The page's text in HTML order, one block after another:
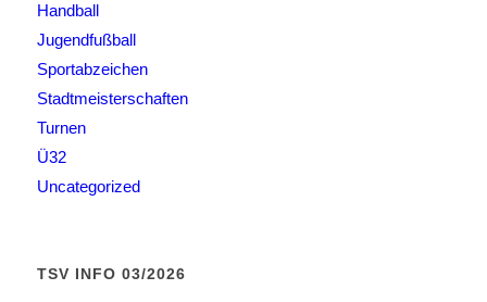
Handball
Jugendfußball
Sportabzeichen
Stadtmeisterschaften
Turnen
Ü32
Uncategorized
TSV INFO 03/2026